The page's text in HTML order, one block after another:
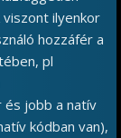
ilyenkor
hozzáfér a
pl
jobb a natív
kódban van),